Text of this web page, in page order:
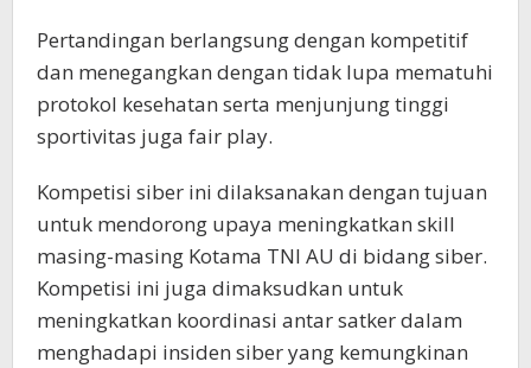
Pertandingan berlangsung dengan kompetitif
dan menegangkan dengan tidak lupa mematuhi
protokol kesehatan serta menjunjung tinggi
sportivitas juga fair play.
Kompetisi siber ini dilaksanakan dengan tujuan
untuk mendorong upaya meningkatkan skill
masing-masing Kotama TNI AU di bidang siber.
Kompetisi ini juga dimaksudkan untuk
meningkatkan koordinasi antar satker dalam
menghadapi insiden siber yang kemungkinan